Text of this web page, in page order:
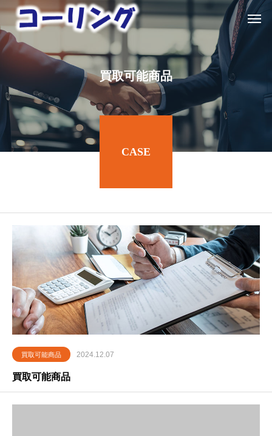
買取可能商品
CASE
買取可能商品 2024.12.07
買取可能商品